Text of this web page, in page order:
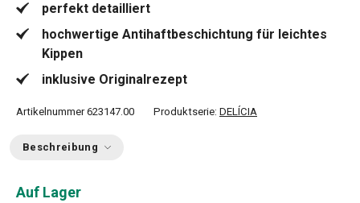
perfekt detailliert
hochwertige Antihaftbeschichtung für leichtes
Kippen
inklusive Originalrezept
Artikelnummer 623147.00 Produktserie: DELÍCIA
Beschreibung
Auf Lager